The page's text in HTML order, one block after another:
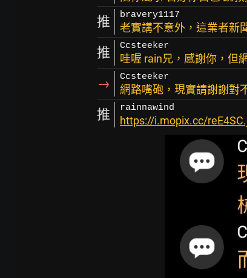
推 bravery1117
老實講不意外，這業者新
推 Ccsteeker
哇喔 rain兄，感謝你，但
→ Ccsteeker
網路嘴砲，現實請謝謝對
推 rainnawind
https://i.mopix.cc/